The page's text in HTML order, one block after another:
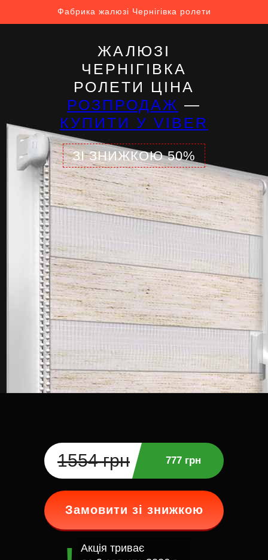
Фабрика жалюзі Чернігівка ролети
ЖАЛЮЗІ
ЧЕРНІГІВКА
РОЛЕТИ ЦІНА
РОЗПРОДАЖ —
КУПИТИ У VIBER
ЗІ ЗНИЖКОЮ 50%
1554 грн 777 грн
Замовити зі знижкою
Акція триває